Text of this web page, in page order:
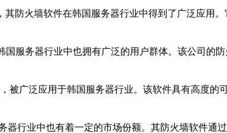
防火墙软件在韩国服务器行业中得到了广泛应用
服务器行业中也拥有广泛的用户群体。该公司的
被广泛应用于韩国服务器行业。该软件具有高度的
行业中也有着一定的市场份额。其防火墙软件通